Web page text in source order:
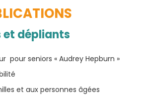
et dépliants
pour seniors « Audrey Hepburn »
et aux personnes âgées